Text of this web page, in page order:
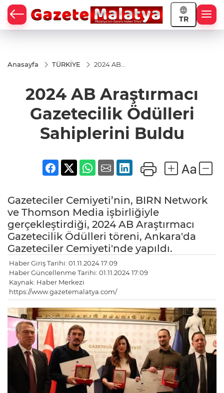
TR
Anasayfa TÜRKİYE
2024 AB
Ödülleri
Sahiplerini
2024 AB Araştırmacı
Gazetecilik Ödülleri
Sahiplerini Buldu
Gazeteciler Cemiyeti’nin, BIRN Network
ve Thomson Media işbirliğiyle
gerçekleştirdiği, 2024 AB Araştırmacı
Gazetecilik Ödülleri töreni, Ankara'da
Gazeteciler Cemiyeti'nde yapıldı.
Haber Giriş Tarihi: 01.11.2024 17:09
Haber Güncellenme Tarihi: 01.11.2024 17:09
Kaynak: Haber Merkezi
https://www.gazetemalatya.com/